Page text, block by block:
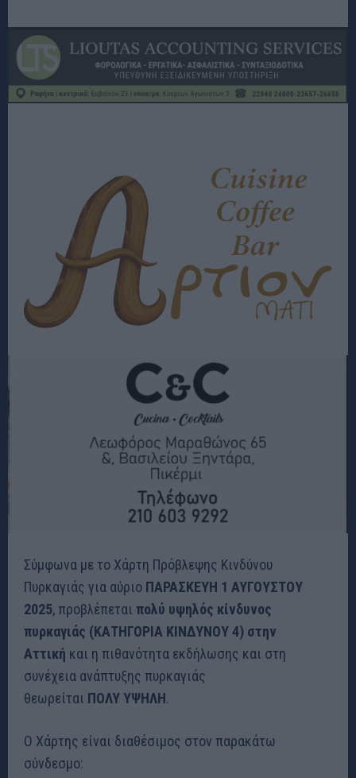
Σύμφωνα με το Χάρτη Πρόβλεψης Κινδύνου
Πυρκαγιάς για αύριο ΠΑΡΑΣΚΕΥΗ 1 ΑΥΓΟΥΣΤΟΥ
2025, προβλέπεται πολύ υψηλός κίνδυνος
πυρκαγιάς (ΚΑΤΗΓΟΡΙΑ ΚΙΝΔΥΝΟΥ 4) στην
Αττική και η πιθανότητα εκδήλωσης και στη
συνέχεια ανάπτυξης πυρκαγιάς
θεωρείται ΠΟΛΥ ΥΨΗΛΗ.
Ο Χάρτης είναι διαθέσιμος στον παρακάτω
σύνδεσμο: